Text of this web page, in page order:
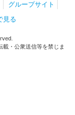
グループサイト
見る
載・公衆送信等を禁じま